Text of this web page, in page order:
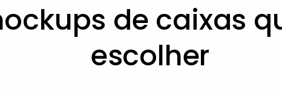
de caixas
escolher